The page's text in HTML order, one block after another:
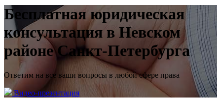
Бесплатная юридическая
консультация в Невском
районе Санкт-Петербурга
Ответим на все ваши вопросы в любой сфере права
Видео-презентация